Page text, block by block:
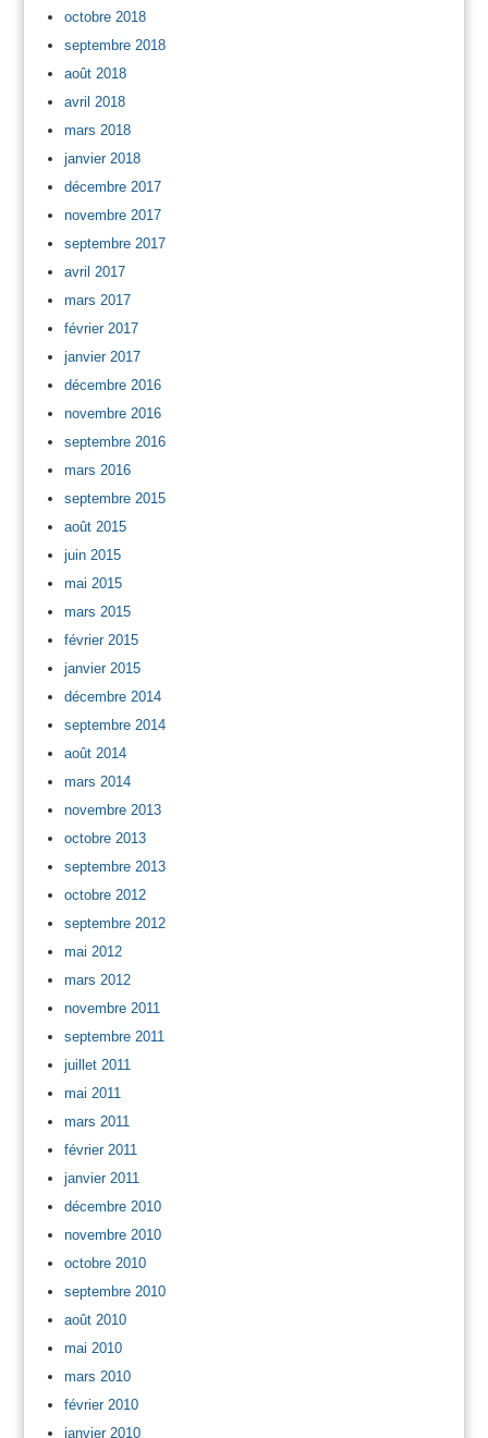
octobre 2018
septembre 2018
août 2018
avril 2018
mars 2018
janvier 2018
décembre 2017
novembre 2017
septembre 2017
avril 2017
mars 2017
février 2017
janvier 2017
décembre 2016
novembre 2016
septembre 2016
mars 2016
septembre 2015
août 2015
juin 2015
mai 2015
mars 2015
février 2015
janvier 2015
décembre 2014
septembre 2014
août 2014
mars 2014
novembre 2013
octobre 2013
septembre 2013
octobre 2012
septembre 2012
mai 2012
mars 2012
novembre 2011
septembre 2011
juillet 2011
mai 2011
mars 2011
février 2011
janvier 2011
décembre 2010
novembre 2010
octobre 2010
septembre 2010
août 2010
mai 2010
mars 2010
février 2010
janvier 2010